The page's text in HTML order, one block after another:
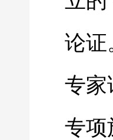
论证
专家
专项